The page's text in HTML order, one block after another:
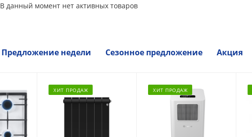
В данный момент нет активных товаров
Предложение недели Сезонное предложение Акция
ХИТ ПРОДАЖ ХИТ ПРОДАЖ